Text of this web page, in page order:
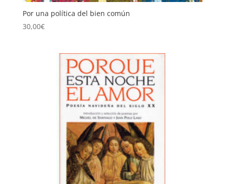
Por una política del bien común
30,00€